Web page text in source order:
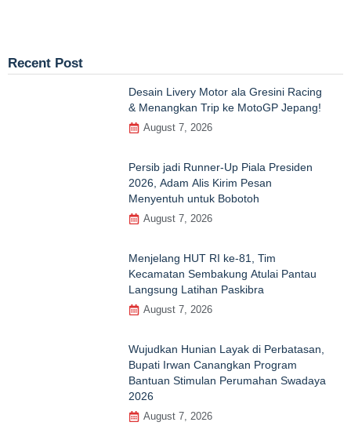
Recent Post
Desain Livery Motor ala Gresini Racing
& Menangkan Trip ke MotoGP Jepang!
August 7, 2026
Persib jadi Runner-Up Piala Presiden
2026, Adam Alis Kirim Pesan
Menyentuh untuk Bobotoh
August 7, 2026
Menjelang HUT RI ke‑81, Tim
Kecamatan Sembakung Atulai Pantau
Langsung Latihan Paskibra
August 7, 2026
Wujudkan Hunian Layak di Perbatasan,
Bupati Irwan Canangkan Program
Bantuan Stimulan Perumahan Swadaya
2026
August 7, 2026